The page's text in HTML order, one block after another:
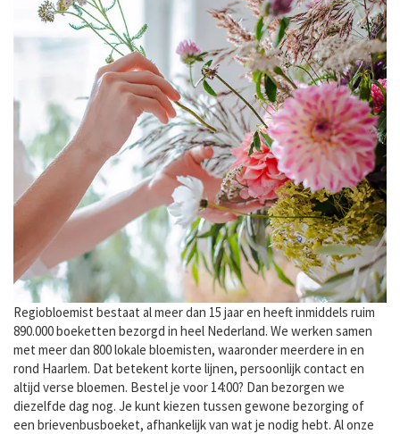
Regiobloemist bestaat al meer dan 15 jaar en heeft inmiddels ruim
890.000 boeketten bezorgd in heel Nederland. We werken samen
met meer dan 800 lokale bloemisten, waaronder meerdere in en
rond Haarlem. Dat betekent korte lijnen, persoonlijk contact en
altijd verse bloemen. Bestel je voor 14:00? Dan bezorgen we
diezelfde dag nog. Je kunt kiezen tussen gewone bezorging of
een brievenbusboeket, afhankelijk van wat je nodig hebt. Al onze